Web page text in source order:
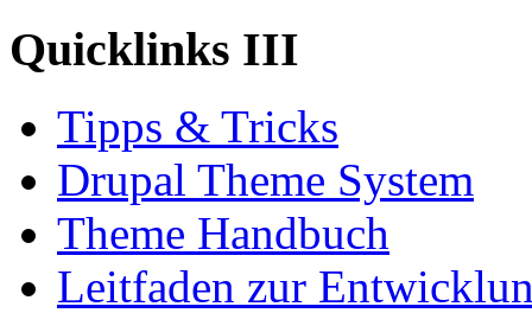
Quicklinks III
Tipps & Tricks
Drupal Theme System
Theme Handbuch
Leitfaden zur